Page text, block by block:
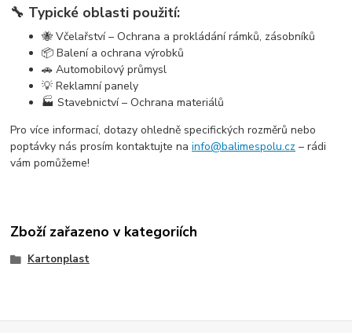
🔧 Typické oblasti použití:
🐝 Včelařství – Ochrana a prokládání rámků, zásobníků
📦 Balení a ochrana výrobků
🚗 Automobilový průmysl
💡 Reklamní panely
🏭 Stavebnictví – Ochrana materiálů
Pro více informací, dotazy ohledně specifických rozměrů nebo
poptávky nás prosím kontaktujte nainfo@balimespolu.cz – rádi
vám pomůžeme!
Zboží zařazeno v kategoriích
Kartonplast